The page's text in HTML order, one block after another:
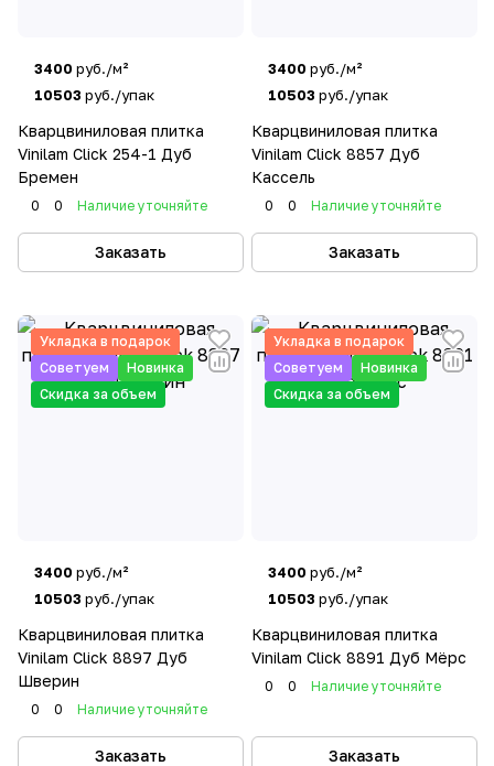
3400 руб./м²
10503 руб./упак
Кварцвиниловая плитка
Vinilam Click 254-1 Дуб
Бремен
0 0 Наличие уточняйте
Заказать
3400 руб./м²
10503 руб./упак
Кварцвиниловая плитка
Vinilam Click 8857 Дуб
Кассель
0 0 Наличие уточняйте
Заказать
Укладка в подарок
Советуем
Новинка
Скидка за объем
3400 руб./м²
10503 руб./упак
Кварцвиниловая плитка
Vinilam Click 8897 Дуб
Шверин
0 0 Наличие уточняйте
Заказать
Укладка в подарок
Советуем
Новинка
Скидка за объем
3400 руб./м²
10503 руб./упак
Кварцвиниловая плитка
Vinilam Click 8891 Дуб Мёрс
0 0 Наличие уточняйте
Заказать